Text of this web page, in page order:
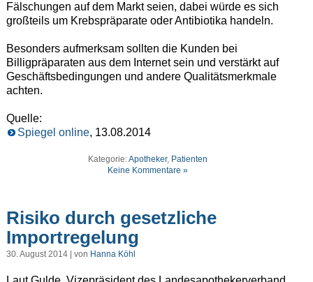
Fälschungen auf dem Markt seien, dabei würde es sich
großteils um Krebspräparate oder Antibiotika handeln.
Besonders aufmerksam sollten die Kunden bei
Billigpräparaten aus dem Internet sein und verstärkt auf
Geschäftsbedingungen und andere Qualitätsmerkmale
achten.
Quelle:
Spiegel online, 13.08.2014
Kategorie:Apotheker, Patienten
Keine Kommentare »
Risiko durch gesetzliche
Importregelung
30. August 2014 | von Hanna Köhl